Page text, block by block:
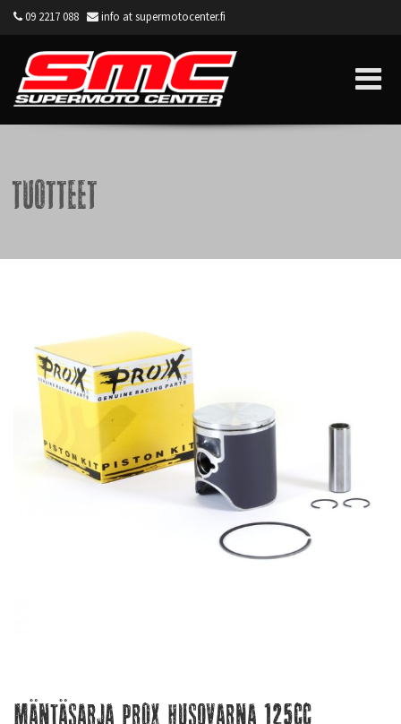
09 2217 088 info at supermotocenter.fi
Tuotteet
Mäntäsarja Prox Husqvarna 125cc